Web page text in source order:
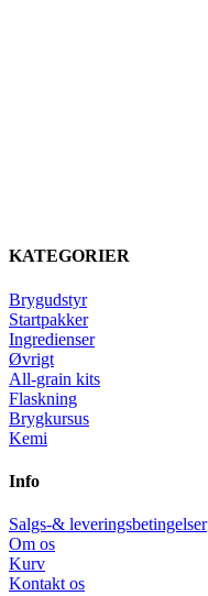
KATEGORIER
Brygudstyr
Startpakker
Ingredienser
Øvrigt
All-grain kits
Flaskning
Brygkursus
Kemi
Info
Salgs-& leveringsbetingelser
Om os
Kurv
Kontakt os